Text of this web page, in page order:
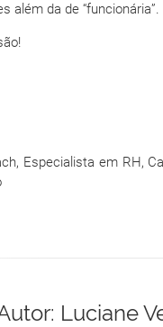
além da de “funcionária”.
Especialista em RH,
Luciane